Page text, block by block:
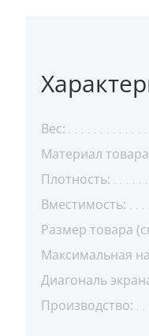
Вес:
Материал
Плотность:
Вместимость:
Размер товара
Максимальная
Диагональ
Производство: